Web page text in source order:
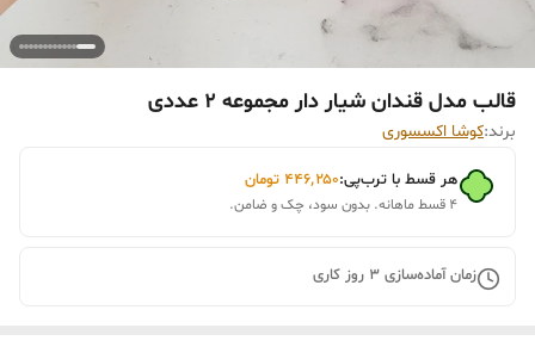
قالب مدل قندان شیار دار مجموعه 2 عددی
برند:کوشا اکسسوری
هر قسط با ترب‌پی:۴۴۶٬۲۵۰ تومان
۴ قسط ماهانه. بدون سود، چک و ضامن.
زمان آماده‌سازی 3 روز کاری